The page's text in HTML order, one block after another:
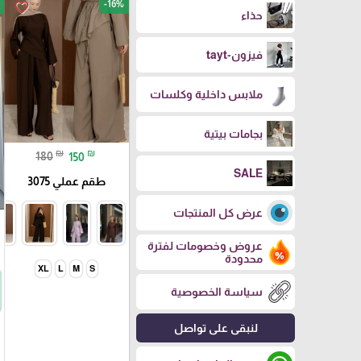
حذاء
فيزون-tayt
ملابس داخلية وكلسات
بجامات بيتية
SALE
عرض كل المنتجات
عروض وخصومات لفترة
محدودة
سياسة الخصوصية
لنبقى على تواصل
favorite_border -16%
180 ₪ 150 ₪
طقم عملي 3075
S
M
L
XL